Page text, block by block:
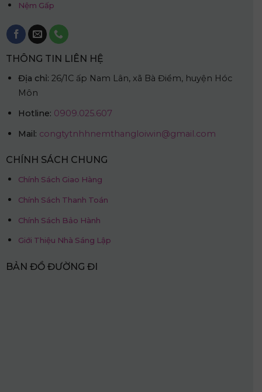
Nệm Gấp
THÔNG TIN LIÊN HỆ
Địa chỉ: 26/1C ấp Nam Lân, xã Bà Điểm, huyện Hóc
Môn
Hotline: 0909.025.607
Mail: congtytnhhnemthangloiwin@gmail.com
CHÍNH SÁCH CHUNG
Chính Sách Giao Hàng
Chính Sách Thanh Toán
Chính Sách Bảo Hành
Giới Thiệu Nhà Sáng Lập
BẢN ĐỒ ĐƯỜNG ĐI